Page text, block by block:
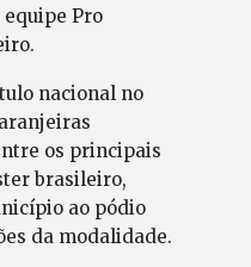
Pro
nacional no
os principais
brasileiro,
ao pódio
da modalidade.